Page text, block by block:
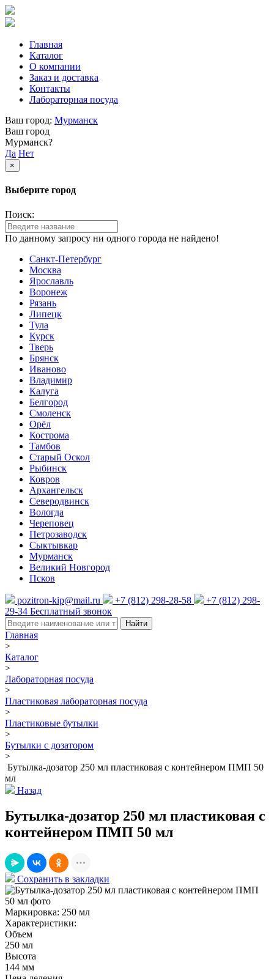
Главная
Каталог
О компании
Заказ и доставка
Контакты
Лабораторная посуда
Ваш город: Мурманск
Ваш город
Мурманск?
Да Нет
×
Выберите город
Поиск:
По данному запросу ни одного города не найдено!
Санкт-Петербург
Москва
Ярославль
Воронеж
Рязань
Липецк
Тула
Курск
Тверь
Брянск
Иваново
Владимир
Калуга
Белгород
Смоленск
Орёл
Кострома
Тамбов
Старый Оскол
Рыбинск
Ковров
Архангельск
Северодвинск
Вологда
Череповец
Петрозаводск
Сыктывкар
Мурманск
Великий Новгород
Псков
pozitron-kip@mail.ru +7 (812) 298-28-58
+7 (812) 298-
29-34 Бесплатный звонок
Найти
Главная
>
Каталог
>
Лабораторная посуда
>
Пластиковая лабораторная посуда
>
Пластиковые бутылки
>
Бутылки с дозатором
>
Бутылка-дозатор 250 мл пластиковая с контейнером ПМП 50
мл
Назад
Бутылка-дозатор 250 мл пластиковая с
контейнером ПМП 50 мл
Сохранить в закладки
Маркировка: 250 мл
Характеристики:
Объем
250 мл
Высота
144 мм